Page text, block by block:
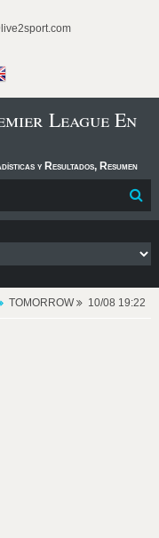
League En
y Resultados, Resumen
TOMORROW 10/08 19:22